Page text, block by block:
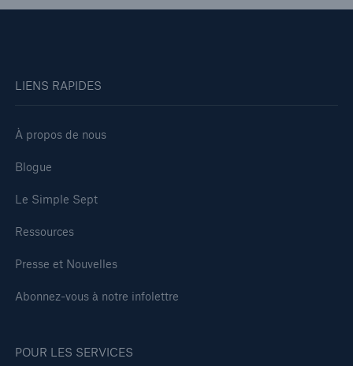
LIENS RAPIDES
À propos de nous
Blogue
Le Simple Sept
Ressources
Presse et Nouvelles
Abonnez-vous à notre infolettre
POUR LES SERVICES